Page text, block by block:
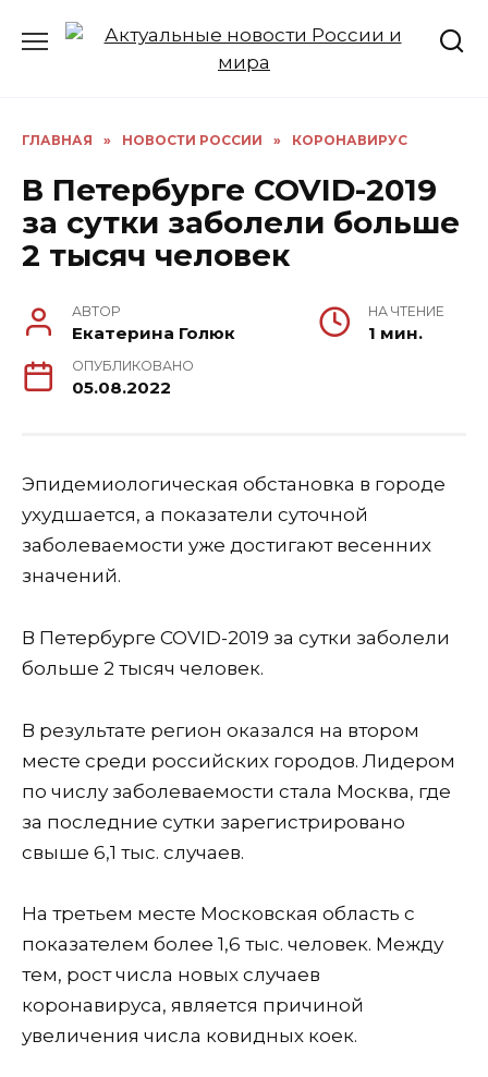
ГЛАВНАЯ » НОВОСТИ РОССИИ » КОРОНАВИРУС
В Петербурге COVID-2019
за сутки заболели больше
2 тысяч человек
АВТОР
Екатерина Голюк
НА ЧТЕНИЕ
1 мин.
ОПУБЛИКОВАНО
05.08.2022
Эпидемиологическая обстановка в городе
ухудшается, а показатели суточной
заболеваемости уже достигают весенних
значений.
В Петербурге COVID-2019 за сутки заболели
больше 2 тысяч человек.
В результате регион оказался на втором
месте среди российских городов. Лидером
по числу заболеваемости стала Москва, где
за последние сутки зарегистрировано
свыше 6,1 тыс. случаев.
На третьем месте Московская область с
показателем более 1,6 тыс. человек. Между
тем, рост числа новых случаев
коронавируса, является причиной
увеличения числа ковидных коек.